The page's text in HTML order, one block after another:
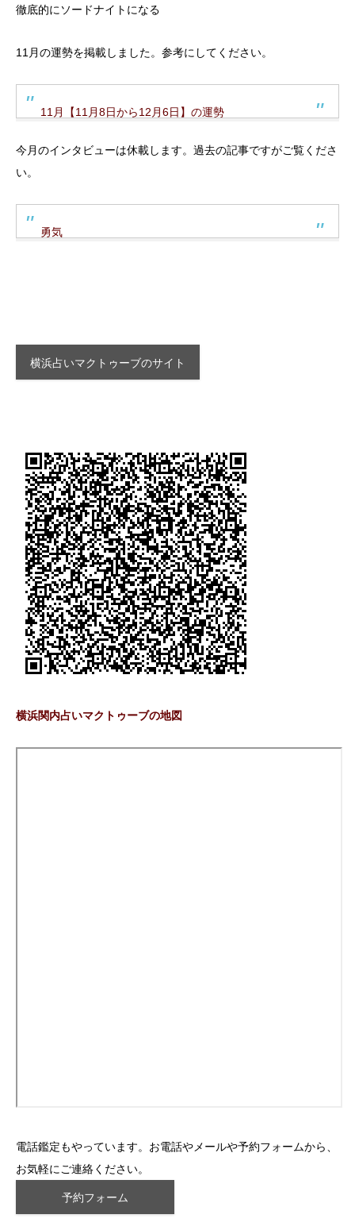
徹底的にソードナイトになる
11月の運勢を掲載しました。参考にしてください。
11月【11月8日から12月6日】の運勢
今月のインタビューは休載します。過去の記事ですがご覧くださ
い。
勇気
横浜占いマクトゥーブのサイト
横浜関内占いマクトゥーブの地図
電話鑑定もやっています。お電話やメールや予約フォームから、
お気軽にご連絡ください。
予約フォーム